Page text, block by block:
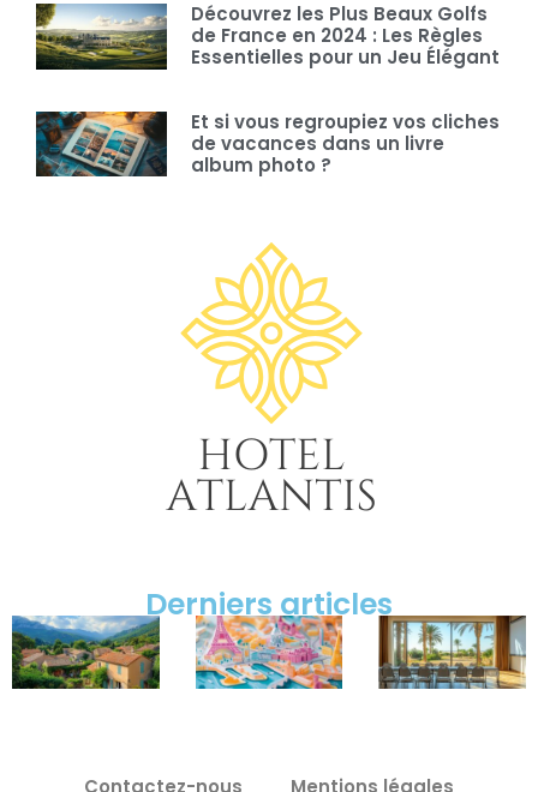
Découvrez les Plus Beaux Golfs
de France en 2024 : Les Règles
Essentielles pour un Jeu Élégant
Et si vous regroupiez vos cliches
de vacances dans un livre
album photo ?
Derniers articles
Contactez-nous Mentions légales